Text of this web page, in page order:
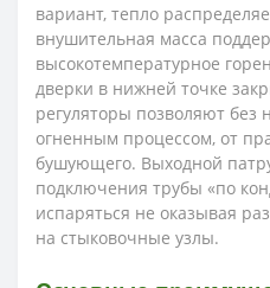
вариант, тепло
внушительная масса
высокотемпературное
дверки в нижней точке
регуляторы позволяют без
огненным процессом, от
бушующего. Выходной
подключения трубы «по
испаряться не оказывая
на стыковочные узлы.